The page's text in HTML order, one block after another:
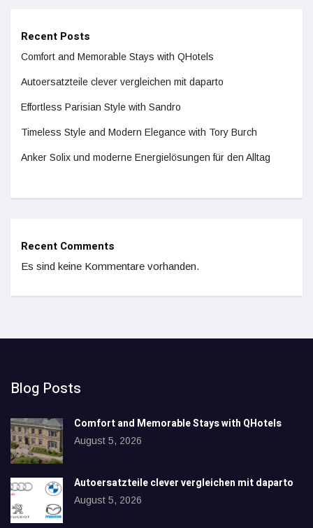
Recent Posts
Comfort and Memorable Stays with QHotels
Autoersatzteile clever vergleichen mit daparto
Effortless Parisian Style with Sandro
Timeless Style and Modern Elegance with Tory Burch
Anker Solix und moderne Energielösungen für den Alltag
Recent Comments
Es sind keine Kommentare vorhanden.
Blog Posts
Comfort and Memorable Stays with QHotels
August 5, 2026
Autoersatzteile clever vergleichen mit daparto
August 5, 2026